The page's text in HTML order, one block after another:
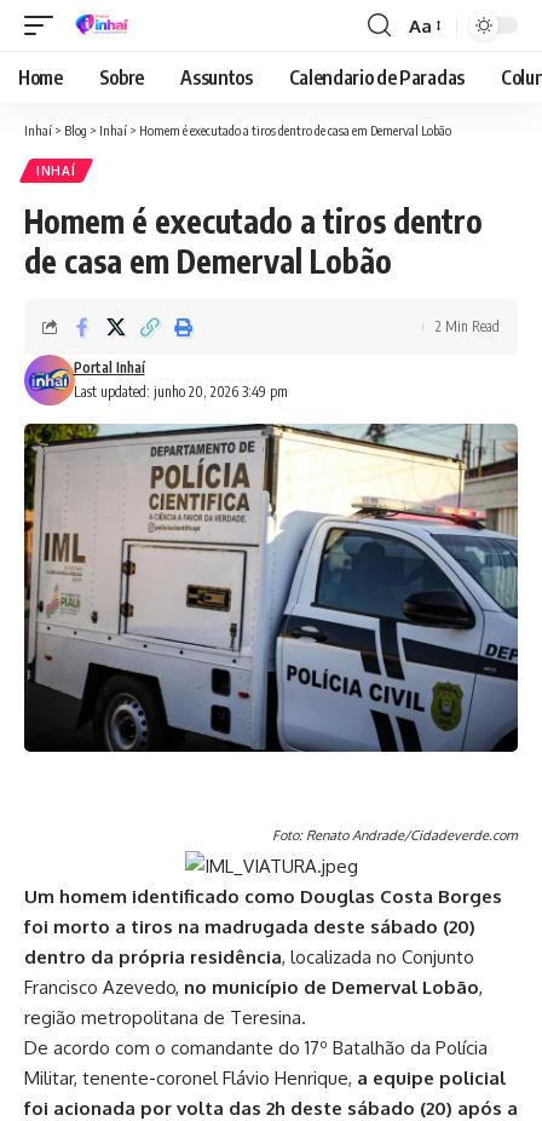
Font
Resizer
Aa
Home Sobre Assuntos Calendario de Paradas
Inhaí > Blog > Inhaí > Homem é executado a tiros dentro de casa em Demerval Lobão
INHAÍ
Homem é executado a tiros dentro
de casa em Demerval Lobão
Last updated: junho 20, 2026 3:49 pm
Portal Inhaí
2 Min Read
Foto: Renato Andrade/Cidadeverde.com
Um homem identificado como Douglas Costa Borges
foi morto a tiros na madrugada deste sábado (20)
dentro da própria residência, localizada no Conjunto
Francisco Azevedo, no município de Demerval Lobão,
região metropolitana de Teresina.
De acordo com o comandante do 17º Batalhão da Polícia
Militar, tenente-coronel Flávio Henrique, a equipe policial
foi acionada por volta das 2h deste sábado (20) após a